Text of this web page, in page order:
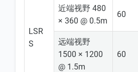
LSR
S
近端视野 480
× 360 @ 0.5m
60
远端视野
1500 × 1200
@ 1.5m
60